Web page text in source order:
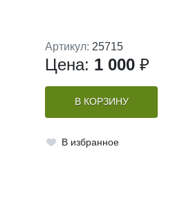
Артикул: 25715
Цена: 1 000 ₽
В КОРЗИНУ
В избранное